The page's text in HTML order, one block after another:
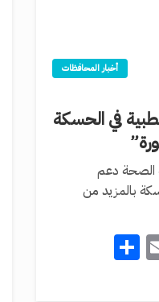
أخبار المحافظات
في الحسكة
الصحة دعم
بالمزيد من
Email